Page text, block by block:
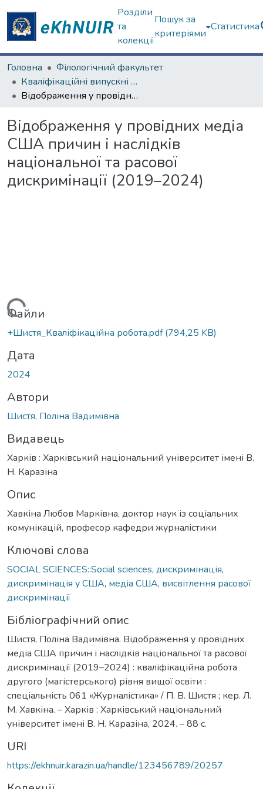
Розділи
та
колекції
Пошук за
критеріями
Статистика
Головна
Філологічний факультет
Кваліфікаційні випускні роботи магістрів. Філологічний факультет
Відображення у провідних медіа США причин і наслідків національної та расової дискримінації (2019–2024)
Відображення у провідних медіа
США причин і наслідків
національної та расової
дискримінації (2019–2024)
Вантажиться...
Файли
+Шистя_Кваліфікаційна робота.pdf(794,25 KB)
Дата
2024
Автори
Шистя, Поліна Вадимівна
Видавець
Харків : Харківський національний університет імені В.
Н. Каразіна
Опис
Хавкіна Любов Марківна, доктор наук із соціальних
комунікацій, професор кафедри журналістики
Ключові слова
SOCIAL SCIENCES::Social sciences, дискримінація,
дискримінація у США, медіа США, висвітлення расової
дискримінації
Бібліографічний опис
Шистя, Поліна Вадимівна. Відображення у провідних
медіа США причин і наслідків національної та расової
дискримінації (2019–2024) : кваліфікаційна робота
другого (магістерського) рівня вищої освіти :
спеціальність 061 «Журналістика» / П. В. Шистя ; кер. Л.
М. Хавкіна. – Харків : Харківський національний
університет імені В. Н. Каразіна, 2024. – 88 с.
URI
https://ekhnuir.karazin.ua/handle/123456789/20257